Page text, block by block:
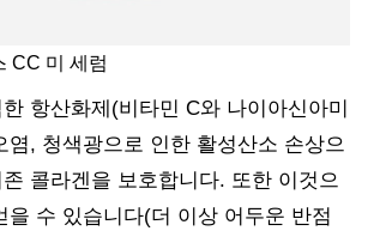
CC 미 세럼
항산화제(비타민 C와 나이아신아미
염, 청색광으로 인한 활성산소 손상으
콜라겐을 보호합니다. 또한 이것으
을 수 있습니다(더 이상 어두운 반점